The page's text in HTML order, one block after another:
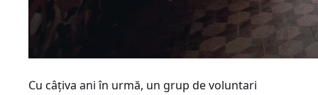
Cu câţiva ani în urmă, un grup de voluntari